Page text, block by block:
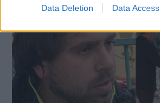
Data Deletion Data Access